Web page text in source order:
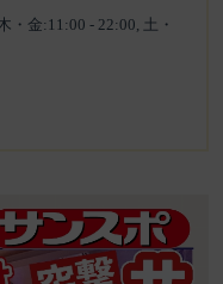
・金:11:00 - 22:00, 土・